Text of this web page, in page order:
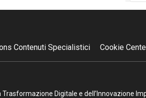
Contenuti Specialistici Cookie
Digitale e dell’Innovazione